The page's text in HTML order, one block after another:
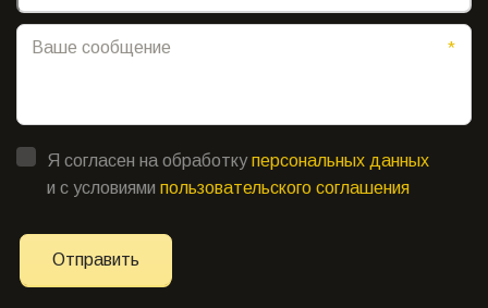
*
Я согласен на обработкуперсональных данных
и с условиями пользовательского соглашения
Отправить